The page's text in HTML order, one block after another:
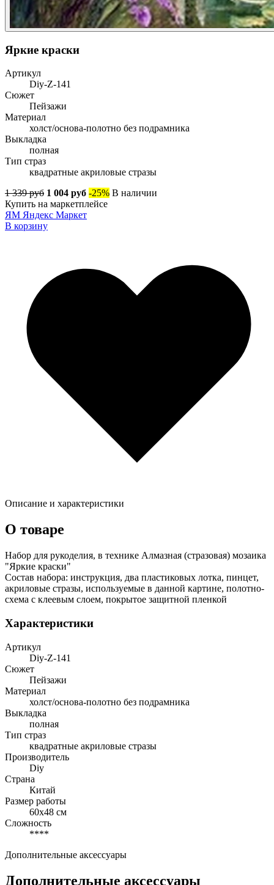
Яркие краски
Артикул
Diy-Z-141
Сюжет
Пейзажи
Материал
холст/основа-полотно без подрамника
Выкладка
полная
Тип страз
квадратные акриловые стразы
1 339 руб 1 004 руб -25% В наличии
Купить на маркетплейсе
ЯМ Яндекс Маркет
В корзину
Описание и характеристики
О товаре
Набор для рукоделия, в технике Алмазная (стразовая) мозаика
"Яркие краски"
Состав набора: инструкция, два пластиковых лотка, пинцет,
акриловые стразы, используемые в данной картине, полотно-
схема с клеевым слоем, покрытое защитной пленкой
Характеристики
Артикул
Diy-Z-141
Сюжет
Пейзажи
Материал
холст/основа-полотно без подрамника
Выкладка
полная
Тип страз
квадратные акриловые стразы
Производитель
Diy
Страна
Китай
Размер работы
60x48 см
Сложность
****
Дополнительные аксессуары
Дополнительные аксессуары